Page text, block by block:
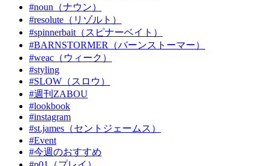
#noun（ナウン）
#resolute（リゾルト）
#spinnerbait（スピナーベイト）
#BARNSTORMER（バーンストーマー）
#weac（ウィーク）
#styling
#SLOW（スロウ）
#週刊ZABOU
#lookbook
#instagram
#st.james（セントジェームス）
#Event
#今週のおすすめ